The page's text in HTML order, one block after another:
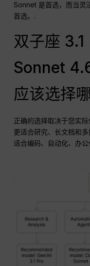
Sonnet 是首选，而当灵
首选。.
双子座
Sonnet
应该选择
正确的选择取决于您实
更适合研究、长文档和
适合编码、自动化、办